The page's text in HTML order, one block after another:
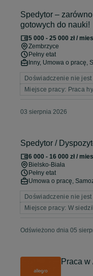
Spedytor –
gotowych do nauki!
5 000 - 25 000 zł /
Zembrzyce
Pełny etat
Inny, Umowa o pracę,
Doświadczenie nie
Miejsce pracy: Praca
03 sierpnia 2026
Spedytor /
6 000 - 16 000 zł /
Bielsko-Biała
Pełny etat
Umowa o pracę,
Doświadczenie nie
Miejsce pracy: W
Odświeżono dnia 05
Praca